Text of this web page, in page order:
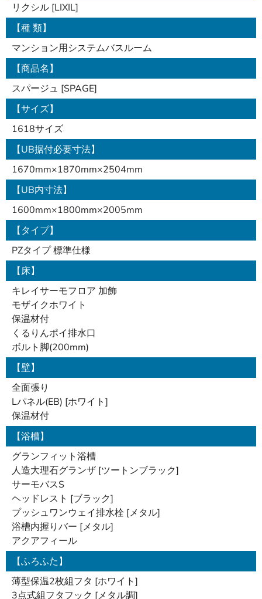
リクシル [LIXIL]
【種 類】
マンション用システムバスルーム
【商品名】
スパージュ [SPAGE]
【サイズ】
1618サイズ
【UB据付必要寸法】
1670mm×1870mm×2504mm
【UB内寸法】
1600mm×1800mm×2005mm
【タイプ】
PZタイプ 標準仕様
【床】
キレイサーモフロア 加飾
モザイクホワイト
保温材付
くるりんポイ排水口
ボルト脚(200mm)
【壁】
全面張り
Lパネル(EB) [ホワイト]
保温材付
【浴槽】
グランフィット浴槽
人造大理石グランザ [ツートンブラック]
サーモバスS
ヘッドレスト [ブラック]
プッシュワンウェイ排水栓 [メタル]
浴槽内握りバー [メタル]
アクアフィール
【ふろふた】
薄型保温2枚組フタ [ホワイト]
3点式組フタフック [メタル調]